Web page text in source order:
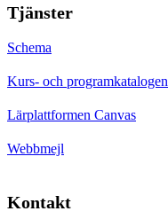
Tjänster
Schema
Kurs- och programkatalogen
Lärplattformen Canvas
Webbmejl
Kontakt